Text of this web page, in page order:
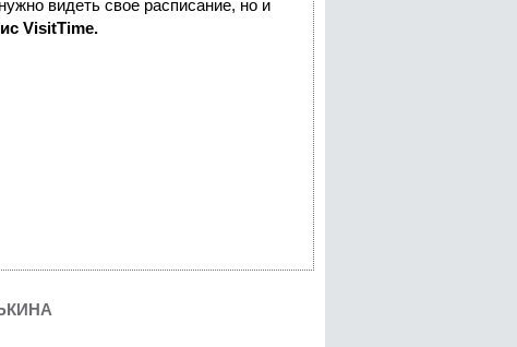
видеть свое расписание, но и
VisitTime.